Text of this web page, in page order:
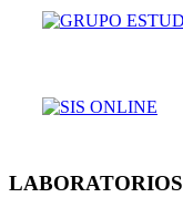
LABORATORIOS